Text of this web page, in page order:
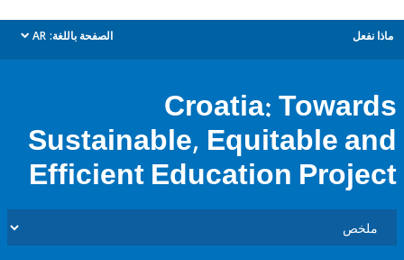
الصفحة باللغة: AR
dropdown
Croatia:
Sustainable, Equitable
Efficient Education